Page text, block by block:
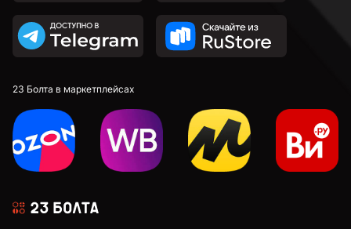
к.п. 10,9
к.п. 12,9
М4
23 Болта в маркетплейсах